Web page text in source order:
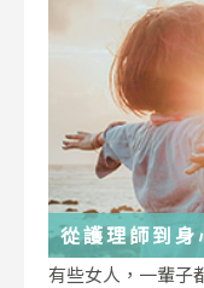
從護理師到
低谷，都能
有些女人，一輩子